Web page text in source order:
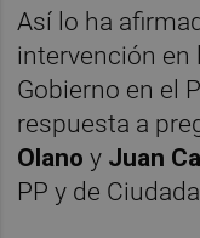
Así lo ha
intervención en
Gobierno en el
respuesta a
Olano y Juan
PP y de